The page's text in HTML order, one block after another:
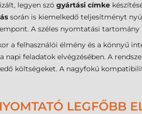
legyen szó gyártási címke
során is kiemelkedő teljesítményt
A széles nyomtatási
a felhasználói élmény és a könnyű
feladatok elvégzésében. A
költségeket. A nagyfokú
LEGFŐBB